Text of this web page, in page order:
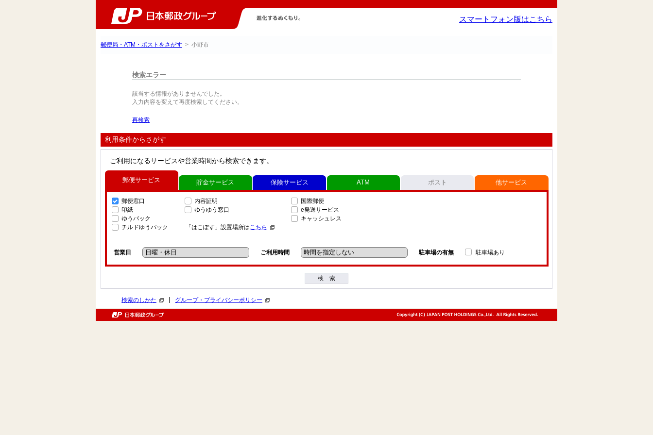
スマートフォン版はこちら
郵便局・ATM・ポストをさがす > 小野市
検索エラー
該当する情報がありませんでした。
入力内容を変えて再度検索してください。
再検索
利用条件からさがす
ご利用になるサービスや営業時間から検索できます。
郵便サービス
郵便窓口
印紙
ゆうパック
チルドゆうパック
内容証明
ゆうゆう窓口
「はこぽす」設置場所はこちら
国際郵便
e発送サービス
キャッシュレス
営業日 ご利用時間 駐車場の有無 駐車場あり
貯金サービス 保険サービス ATM ポスト 他サービス
検 索
検索のしかた グループ・プライバシーポリシー